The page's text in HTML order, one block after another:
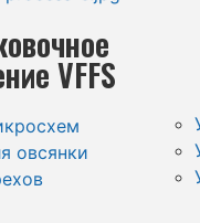
VFFS
овсянки
для